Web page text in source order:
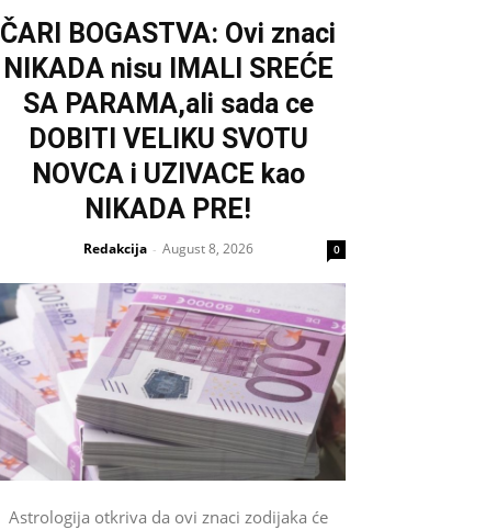
ČARI BOGASTVA: Ovi znaci
NIKADA nisu IMALI SREĆE
SA PARAMA,ali sada ce
DOBITI VELIKU SVOTU
NOVCA i UZIVACE kao
NIKADA PRE!
Redakcija - August 8, 2026 0
Astrologija otkriva da ovi znaci zodijaka će